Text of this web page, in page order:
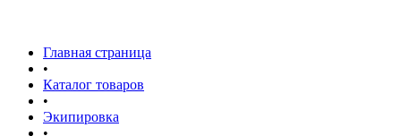
Главная страница
•
Каталог товаров
•
Экипировка
•